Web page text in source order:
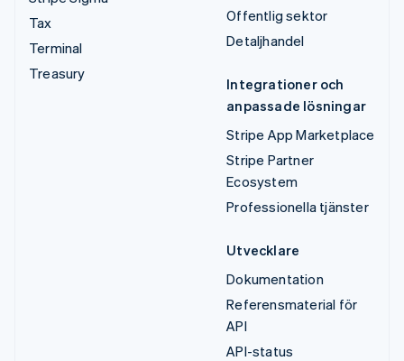
Tax
Terminal
Treasury
Offentlig sektor
Detaljhandel
Integrationer och
anpassade lösningar
Stripe App Marketplace
Stripe Partner
Ecosystem
Professionella tjänster
Utvecklare
Dokumentation
Referensmaterial för
API
API-status